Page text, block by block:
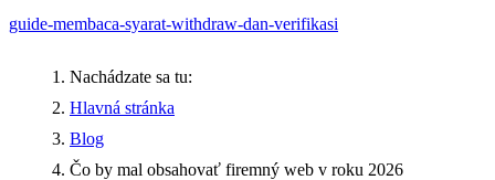
guide-membaca-syarat-withdraw-dan-verifikasi
Nachádzate sa tu:
Hlavná stránka
Blog
Čo by mal obsahovať firemný web v roku 2026